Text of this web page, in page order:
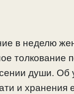
в неделю
толкование
души. Об
и хранения